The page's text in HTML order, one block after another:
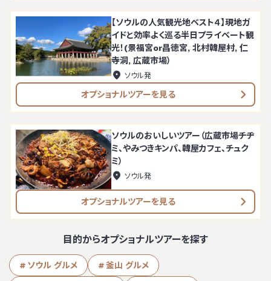
【ソウルの人気観光地ベスト４】現地ガ
イドと効率よく巡る半日プライベート観
光！(景福宮or昌徳宮, 北村韓屋村, 仁
寺洞, 広蔵市場）
ソウル発
オプショナルツアーを見る
ソウルのおいしいツアー（広蔵市場チヂ
ミ、やみつきキンパ、韓屋カフェ、チュク
ミ）
ソウル発
オプショナルツアーを見る
目的からオプショナルツアーを探す
ソウル グルメ 釜山 グルメ